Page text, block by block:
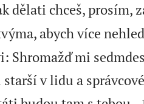
dělati chceš, prosím,
abych více
Shromažď mi
starší v lidu a